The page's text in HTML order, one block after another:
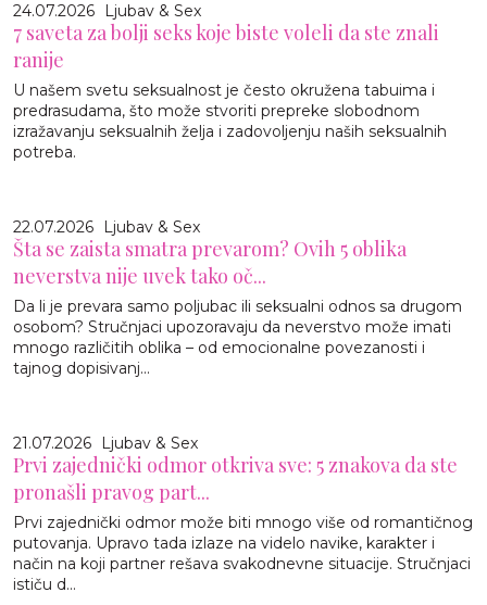
24.07.2026 Ljubav & Sex
7 saveta za bolji seks koje biste voleli da ste znali
ranije
U našem svetu seksualnost je često okružena tabuima i
predrasudama, što može stvoriti prepreke slobodnom
izražavanju seksualnih želja i zadovoljenju naših seksualnih
potreba.
22.07.2026 Ljubav & Sex
Šta se zaista smatra prevarom? Ovih 5 oblika
neverstva nije uvek tako oč...
Da li je prevara samo poljubac ili seksualni odnos sa drugom
osobom? Stručnjaci upozoravaju da neverstvo može imati
mnogo različitih oblika – od emocionalne povezanosti i
tajnog dopisivanj...
21.07.2026 Ljubav & Sex
Prvi zajednički odmor otkriva sve: 5 znakova da ste
pronašli pravog part...
Prvi zajednički odmor može biti mnogo više od romantičnog
putovanja. Upravo tada izlaze na videlo navike, karakter i
način na koji partner rešava svakodnevne situacije. Stručnjaci
ističu d...